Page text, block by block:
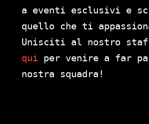
a eventi esclusivi e
quello che ti
Unisciti al nostro
qui per venire a far
nostra squadra!